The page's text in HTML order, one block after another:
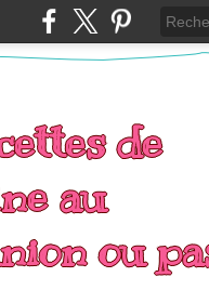
de
au
ou